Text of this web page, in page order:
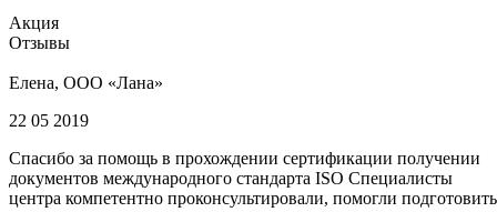
Акция
Отзывы
Елена, ООО «Лана»
22 05 2019
Спасибо за помощь в прохождении сертификации получении
документов международного стандарта ISO Специалисты
центра компетентно проконсультировали, помогли подготовить